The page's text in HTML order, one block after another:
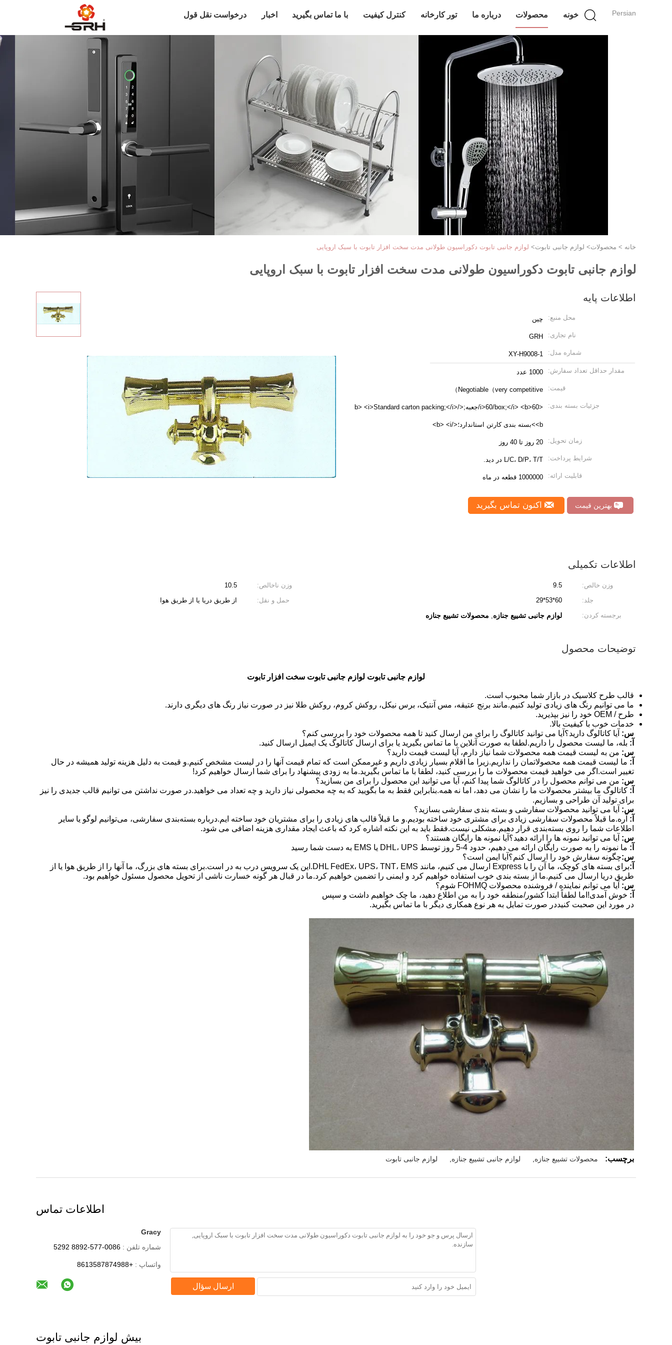
Persian خونه محصولات درباره ما تور کارخانه کنترل کیفیت با ما تماس بگیرید اخبار درخواست نقل قول
خانه > محصولات> لوازم جانبی تابوت> لوازم جانبی تابوت دکوراسیون طولانی مدت سخت افزار تابوت با سبک اروپایی
لوازم جانبی تابوت دکوراسیون طولانی مدت سخت افزار تابوت با سبک اروپایی
اطلاعات پایه
محل منبع: چین
نام تجاری: GRH
شماره مدل: XY-H9008-1
مقدار حداقل تعداد سفارش: 1000 عدد
قیمت: Negotiable（very competitive）
جزئیات بسته بندی: <i>60/box;</i> <b>60/جعبه;</b> <i>Standard carton packing;</i>
<b>بسته بندی کارتن استاندارد؛</b> <i>
زمان تحویل: 20 روز تا 40 روز
شرایط پرداخت: L/C، D/P، T/T در دید.
قابلیت ارائه: 1000000 قطعه در ماه
بهترین قیمت اکنون تماس بگیرید
اطلاعات تکمیلی
وزن خالص: 9.5 وزن ناخالص:
10.5
جلد:
60*53*29 حمل و نقل:
از طریق دریا یا از طریق هوا
برجسته کردن:
لوازم جانبی تشییع جنازه, محصولات تشییع جنازه
توضیحات محصول
لوازم جانبی تابوت لوازم جانبی تابوت سخت افزار تابوت
قالب طرح کلاسیک در بازار شما محبوب است.
ما می توانیم رنگ های زیادی تولید کنیم.مانند برنج عتیقه، مس آنتیک، برس نیکل، روکش کروم، روکش طلا نیز در صورت نیاز رنگ های دیگری دارند.
طرح / OEM خود را نیز بپذیرید.
خدمات خوب با کیفیت بالا.
س: آیا کاتالوگ دارید؟آیا می توانید کاتالوگ را برای من ارسال کنید تا همه محصولات خود را بررسی کنم؟
آ: بله، ما لیست محصول را داریم.لطفا به صورت آنلاین با ما تماس بگیرید یا برای ارسال کاتالوگ یک ایمیل ارسال کنید.
س: من به لیست قیمت همه محصولات شما نیاز دارم، آیا لیست قیمت دارید؟
آ: ما لیست قیمت همه محصولاتمان را نداریم.زیرا ما اقلام بسیار زیادی داریم و غیرممکن است که تمام قیمت آنها را در لیست مشخص کنیم.و قیمت به دلیل هزینه تولید همیشه در حال
تغییر است.اگر می خواهید قیمت محصولات ما را بررسی کنید، لطفا با ما تماس بگیرید.ما به زودی پیشنهاد را برای شما ارسال خواهیم کرد!
س: من می توانم محصول را در کاتالوگ شما پیدا کنم، آیا می توانید این محصول را برای من بسازید؟
آ: کاتالوگ ما بیشتر محصولات ما را نشان می دهد، اما نه همه.بنابراین فقط به ما بگویید که به چه محصولی نیاز دارید و چه تعداد می خواهید.در صورت نداشتن می توانیم قالب جدیدی را نیز
برای تولید آن طراحی و بسازیم.
س: آیا می توانید محصولات سفارشی و بسته بندی سفارشی بسازید؟
آ: آره.ما قبلاً محصولات سفارشی زیادی برای مشتری خود ساخته بودیم.و ما قبلاً قالب های زیادی را برای مشتریان خود ساخته ایم.درباره بسته‌بندی سفارشی، می‌توانیم لوگو یا سایر
اطلاعات شما را روی بسته‌بندی قرار دهیم.مشکلی نیست.فقط باید به این نکته اشاره کرد که باعث ایجاد مقداری هزینه اضافی می شود.
س: آیا می توانید نمونه ها را ارائه دهید؟آیا نمونه ها رایگان هستند؟
آ: ما نمونه را به صورت رایگان ارائه می دهیم، حدود 4-5 روز توسط DHL، UPS یا EMS به دست شما رسید
س:چگونه سفارش خود را ارسال کنم؟آیا ایمن است؟
آ:
برای بسته های کوچک، ما آن را با Express ارسال می کنیم، مانند DHL FedEx، UPS، TNT، EMS.این یک سرویس درب به در است.برای بسته های بزرگ، ما آنها را از طریق هوا یا از
طریق دریا ارسال می کنیم.ما از بسته بندی خوب استفاده خواهیم کرد و ایمنی را تضمین خواهیم کرد.ما در قبال هر گونه خسارت ناشی از تحویل محصول مسئول خواهیم بود.
س: آیا می توانم نماینده / فروشنده محصولات FOHMQ شوم؟
آ: خوش آمدی!اما لطفاً ابتدا کشور/منطقه خود را به من اطلاع دهید، ما چک خواهیم داشت و سپس
در مورد این صحبت کنیددر صورت تمایل به هر نوع همکاری دیگر با ما تماس بگیرید.
برچسب: محصولات تشییع جنازه لوازم جانبی تشییع جنازه لوازم جانبی تابوت
اطلاعات تماس
Gracy
شماره تلفن :
واتساپ : +8613587874988
ارسال سؤال
بیش لوازم جانبی تابوت